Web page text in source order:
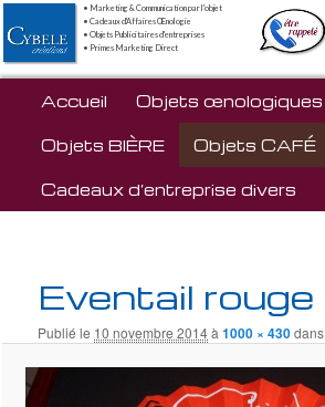
• Marketing & Communication par l'objet
• Cadeaux d'Affaires Œnologie
• Objets Publicitaires d'entreprises
• Primes Marketing Direct
Aller au contenu principal
Accueil Objets œnologiques
Objets BIÈRE Objets CAFÉ
Cadeaux d’entreprise divers
Eventail rouge
Publié le 10 novembre 2014à1000 × 430dans